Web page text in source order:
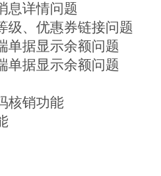
息详情问题
级、优惠券链接问题
单据显示余额问题
单据显示余额问题
核销功能